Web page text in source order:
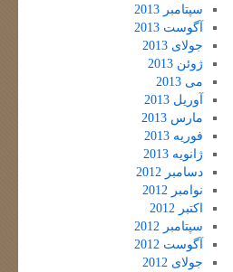
سپتامبر 2013
آگوست 2013
جولای 2013
ژوئن 2013
می 2013
آوریل 2013
مارس 2013
فوریه 2013
ژانویه 2013
دسامبر 2012
نوامبر 2012
اکتبر 2012
سپتامبر 2012
آگوست 2012
جولای 2012